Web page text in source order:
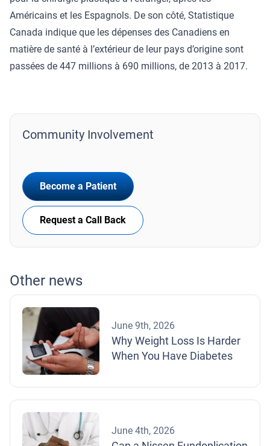
Community Involvement
Become a Patient
Request a Call Back
Other news
June 9th, 2026
Why Weight Loss Is Harder
When You Have Diabetes
June 4th, 2026
Américains et les Espagnols. De son côté, Statistique
Canada indique que les dépenses des Canadiens en
matière de santé à l’extérieur de leur pays d’origine sont
passées de 447 millions à 690 millions, de 2013 à 2017.